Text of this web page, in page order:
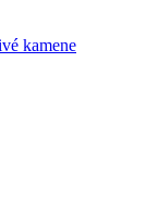
kamene